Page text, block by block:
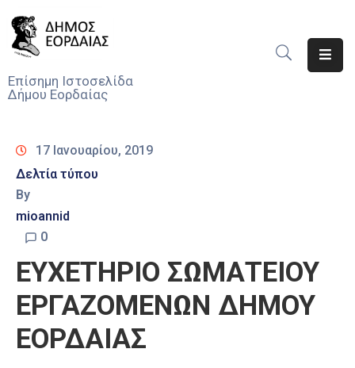
Επίσημη Ιστοσελίδα
Δήμου Εορδαίας
Νέα
Υπηρεσίες
Του
Δήμου
Προσκλήσεις
Αποφάσεις
Τηλέφωνα
17 Ιανουαρίου, 2019
Δελτία τύπου
By
mioannid
0
ΕΥΧΕΤΗΡΙΟ ΣΩΜΑΤΕΙΟΥ
ΕΡΓΑΖΟΜΕΝΩΝ ΔΗΜΟΥ
ΕΟΡΔΑΙΑΣ